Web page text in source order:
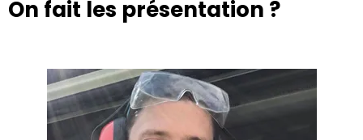
On fait les présentation ?